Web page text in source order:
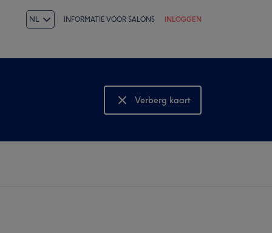
NL INFORMATIE VOOR SALONS INLOGGEN
Verberg kaart
Bekijk kaart